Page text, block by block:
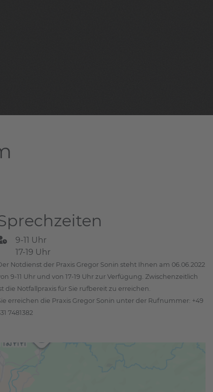
9-11 Uhr
17-19 Uhr
Notdienst der Praxis Gregor Sonin steht Ihnen am 06.06.2022
9-11 Uhr und von 17-19 Uhr zur Verfügung. Zwischenzeitlich
die Notfallpraxis für Sie rufbereit zu erreichen.
erreichen die Praxis Gregor Sonin unter der Rufnummer: +49
7481382